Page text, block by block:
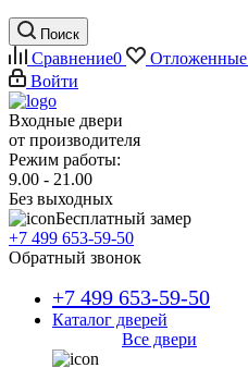
Поиск
Сравнение0 Отложенные
Войти
Входные двери
от производителя
Режим работы:
9.00 - 21.00
Без выходных
Бесплатный замер
+7 499 653-59-50
Обратный звонок
+7 499 653-59-50
Каталог дверей
Все двери